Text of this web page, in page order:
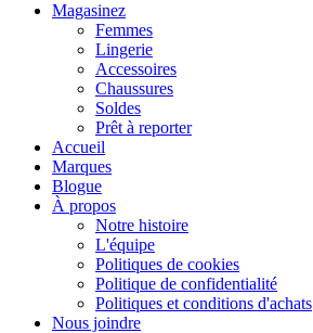
Magasinez
Femmes
Lingerie
Accessoires
Chaussures
Soldes
Prêt à reporter
Accueil
Marques
Blogue
À propos
Notre histoire
L'équipe
Politiques de cookies
Politique de confidentialité
Politiques et conditions d'achats
Nous joindre